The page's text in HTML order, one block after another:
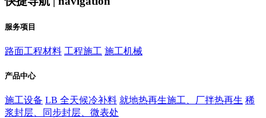
服务项目
路面工程材料 工程施工 施工机械
产品中心
施工设备 LB 全天候冷补料 就地热再生施工、厂拌热再生 稀
浆封层、同步封层、微表处